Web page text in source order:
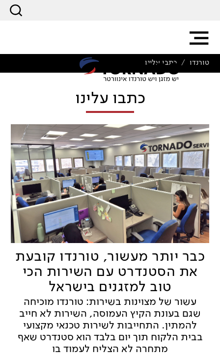
טורנדו / כתבו עלינו
כתבו עלינו
כבר יותר מעשור, טורנדו קובעת
את הסטנדרט עם השירות הכי
טוב למזגנים בישראל
עשור של מצוינות בשירות: טורנדו מוכיחה
שגם בעונת הקיץ העמוסה, השירות לא חייב
להמתין. התחייבות לשירות טכנאי מקצועי
בבית הלקוח תוך יום בלבד הוא סטנדרט שאף
מתחרה לא הצליח לעמוד בו